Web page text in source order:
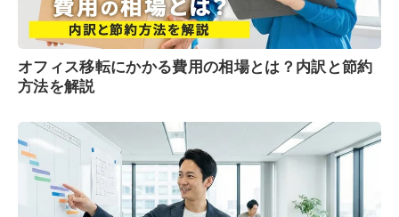
オフィス移転にかかる費用の相場とは？内訳と節約
方法を解説